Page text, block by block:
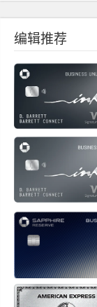
编辑推荐